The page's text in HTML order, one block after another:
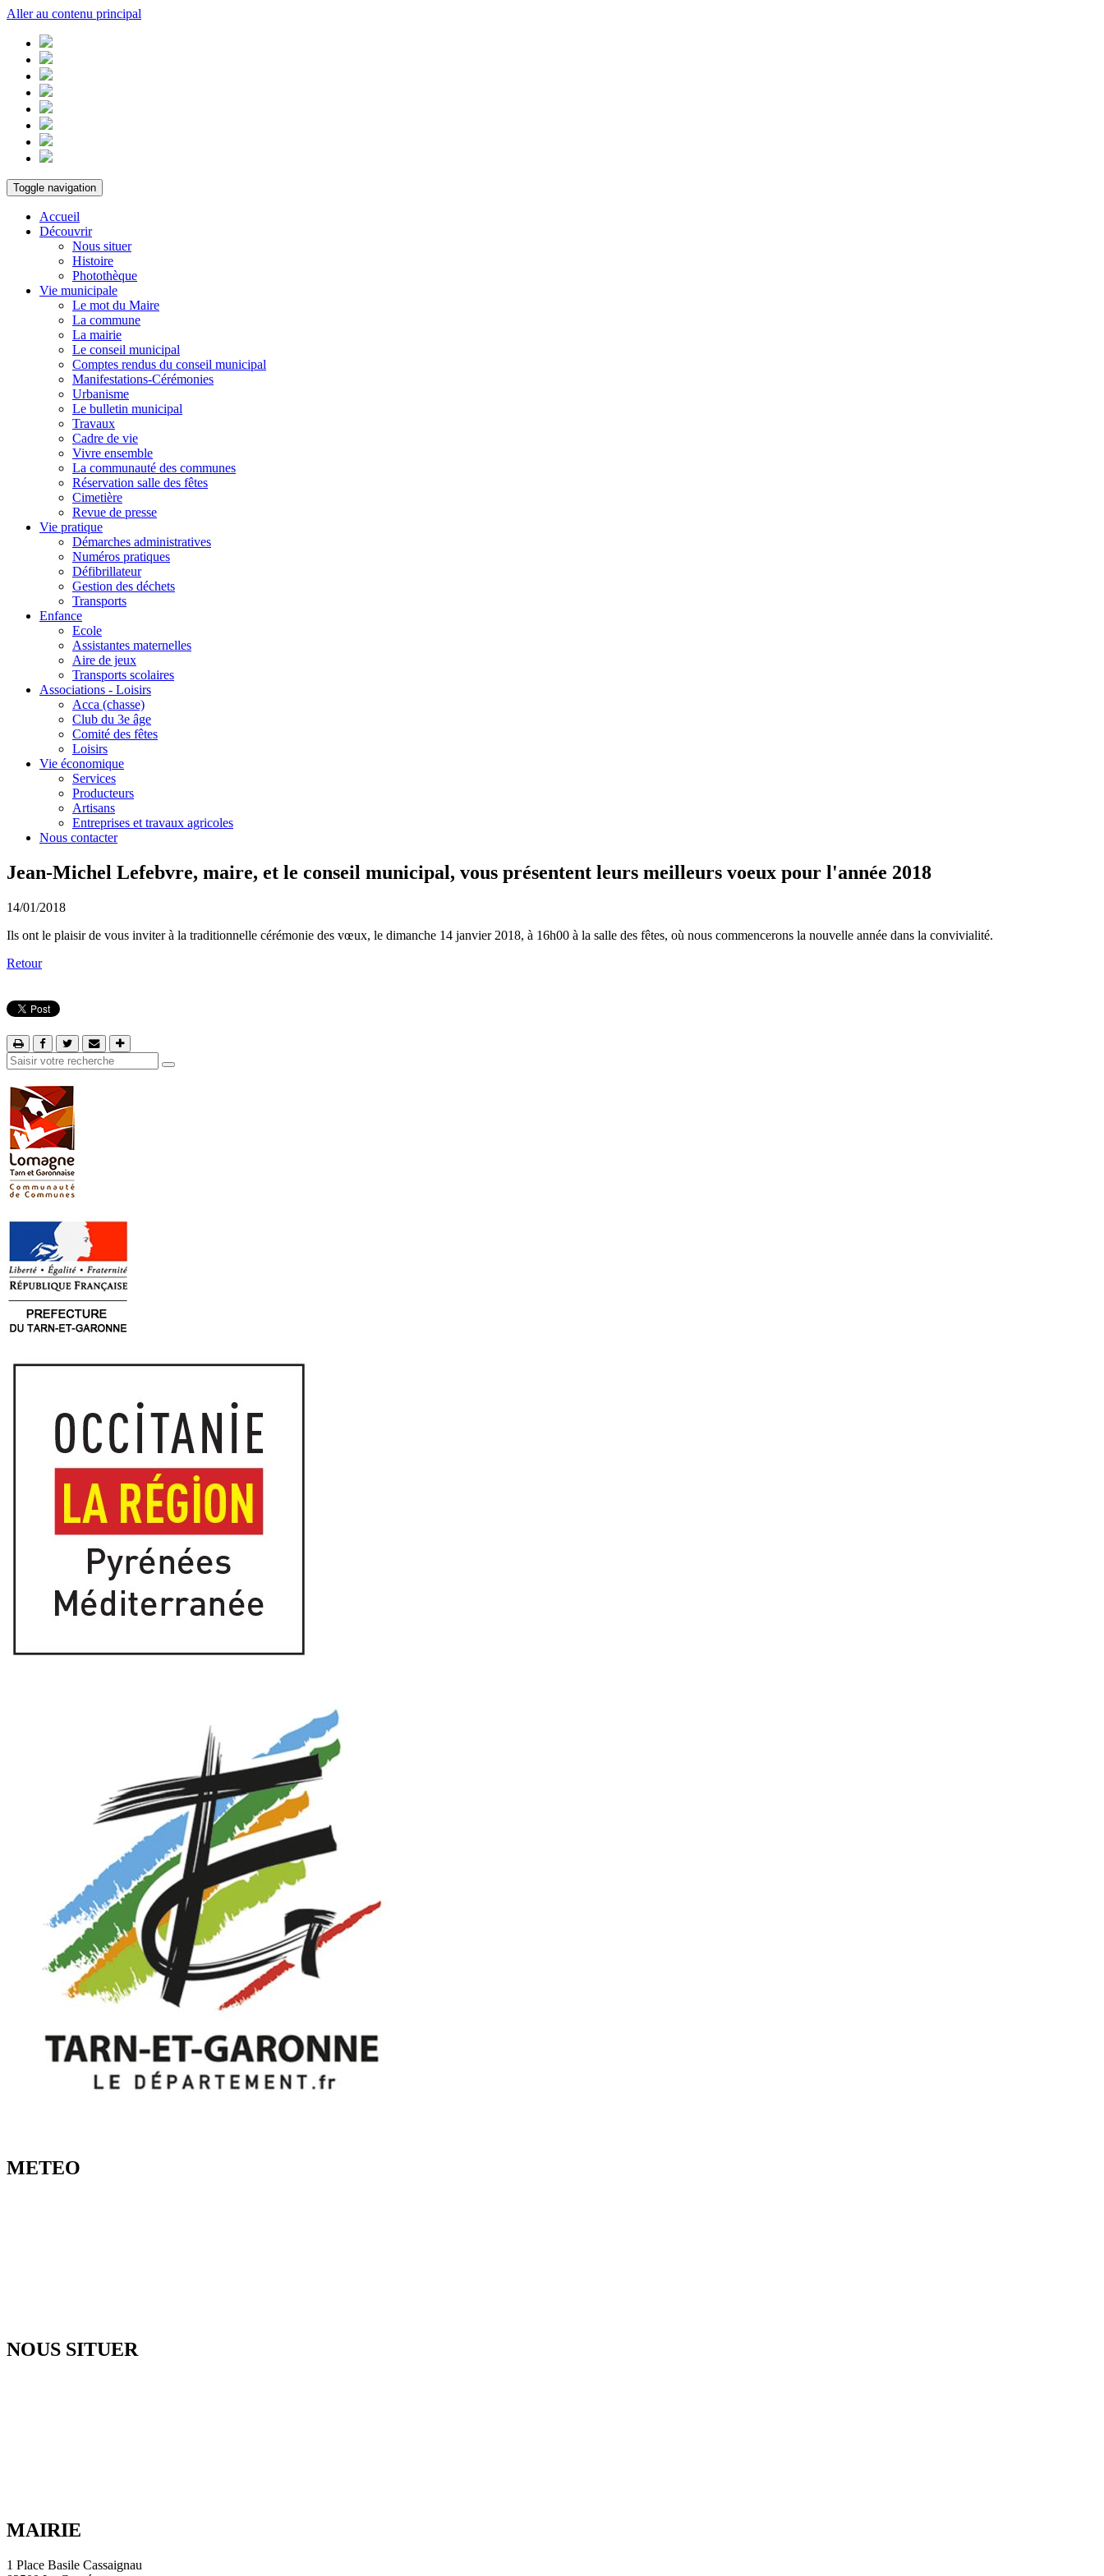
Aller au contenu principal
Toggle navigation
Accueil
Découvrir
Nous situer
Histoire
Photothèque
Vie municipale
Le mot du Maire
La commune
La mairie
Le conseil municipal
Comptes rendus du conseil municipal
Manifestations-Cérémonies
Urbanisme
Le bulletin municipal
Travaux
Cadre de vie
Vivre ensemble
La communauté des communes
Réservation salle des fêtes
Cimetière
Revue de presse
Vie pratique
Démarches administratives
Numéros pratiques
Défibrillateur
Gestion des déchets
Transports
Enfance
Ecole
Assistantes maternelles
Aire de jeux
Transports scolaires
Associations - Loisirs
Acca (chasse)
Club du 3e âge
Comité des fêtes
Loisirs
Vie économique
Services
Producteurs
Artisans
Entreprises et travaux agricoles
Nous contacter
Jean-Michel Lefebvre, maire, et le conseil municipal, vous présentent leurs meilleurs voeux pour l'année 2018
14/01/2018
Ils ont le plaisir de vous inviter à la traditionnelle cérémonie des vœux, le dimanche 14 janvier 2018, à 16h00 à la salle des fêtes, où nous commencerons la nouvelle année dans la convivialité.
Retour
METEO
NOUS SITUER
MAIRIE
1 Place Basile Cassaignau